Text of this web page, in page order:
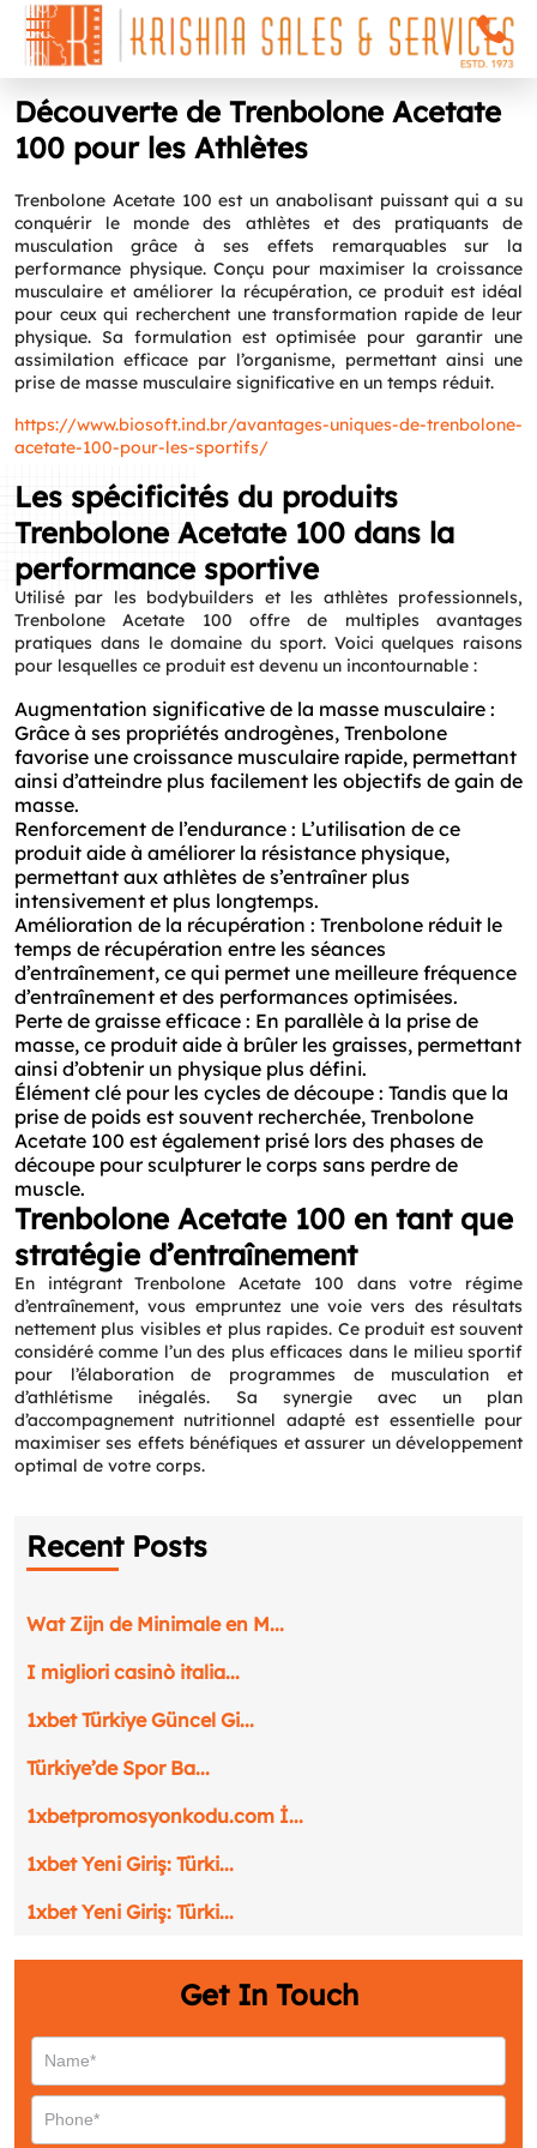
Email*
Découverte de Trenbolone Acetate
100 pour les Athlètes
Trenbolone Acetate 100 est un anabolisant puissant qui a su
conquérir le monde des athlètes et des pratiquants de
musculation grâce à ses effets remarquables sur la
performance physique. Conçu pour maximiser la croissance
musculaire et améliorer la récupération, ce produit est idéal
pour ceux qui recherchent une transformation rapide de leur
physique. Sa formulation est optimisée pour garantir une
assimilation efficace par l’organisme, permettant ainsi une
prise de masse musculaire significative en un temps réduit.
https://www.biosoft.ind.br/avantages-uniques-de-trenbolone-
acetate-100-pour-les-sportifs/
Les spécificités du produits
Trenbolone Acetate 100 dans la
performance sportive
Utilisé par les bodybuilders et les athlètes professionnels,
Trenbolone Acetate 100 offre de multiples avantages
pratiques dans le domaine du sport. Voici quelques raisons
pour lesquelles ce produit est devenu un incontournable :
Augmentation significative de la masse musculaire :
Grâce à ses propriétés androgènes, Trenbolone
favorise une croissance musculaire rapide, permettant
ainsi d’atteindre plus facilement les objectifs de gain de
masse.
Renforcement de l’endurance : L’utilisation de ce
produit aide à améliorer la résistance physique,
permettant aux athlètes de s’entraîner plus
intensivement et plus longtemps.
Amélioration de la récupération : Trenbolone réduit le
temps de récupération entre les séances
d’entraînement, ce qui permet une meilleure fréquence
d’entraînement et des performances optimisées.
Perte de graisse efficace : En parallèle à la prise de
masse, ce produit aide à brûler les graisses, permettant
ainsi d’obtenir un physique plus défini.
Élément clé pour les cycles de découpe : Tandis que la
prise de poids est souvent recherchée, Trenbolone
Acetate 100 est également prisé lors des phases de
découpe pour sculpturer le corps sans perdre de
muscle.
Trenbolone Acetate 100 en tant que
stratégie d’entraînement
En intégrant Trenbolone Acetate 100 dans votre régime
d’entraînement, vous empruntez une voie vers des résultats
nettement plus visibles et plus rapides. Ce produit est souvent
considéré comme l’un des plus efficaces dans le milieu sportif
pour l’élaboration de programmes de musculation et
d’athlétisme inégalés. Sa synergie avec un plan
d’accompagnement nutritionnel adapté est essentielle pour
maximiser ses effets bénéfiques et assurer un développement
optimal de votre corps.
Recent Posts
Wat Zijn de Minimale en M...
I migliori casinò italia...
1xbet Türkiye Güncel Gi...
Türkiye’de Spor Ba...
1xbetpromosyonkodu.com İ...
1xbet Yeni Giriş: Türki...
1xbet Yeni Giriş: Türki...
Get In Touch